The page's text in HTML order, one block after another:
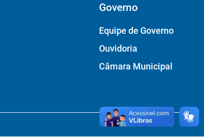
Governo
Equipe de Governo
Ouvidoria
Câmara Municipal